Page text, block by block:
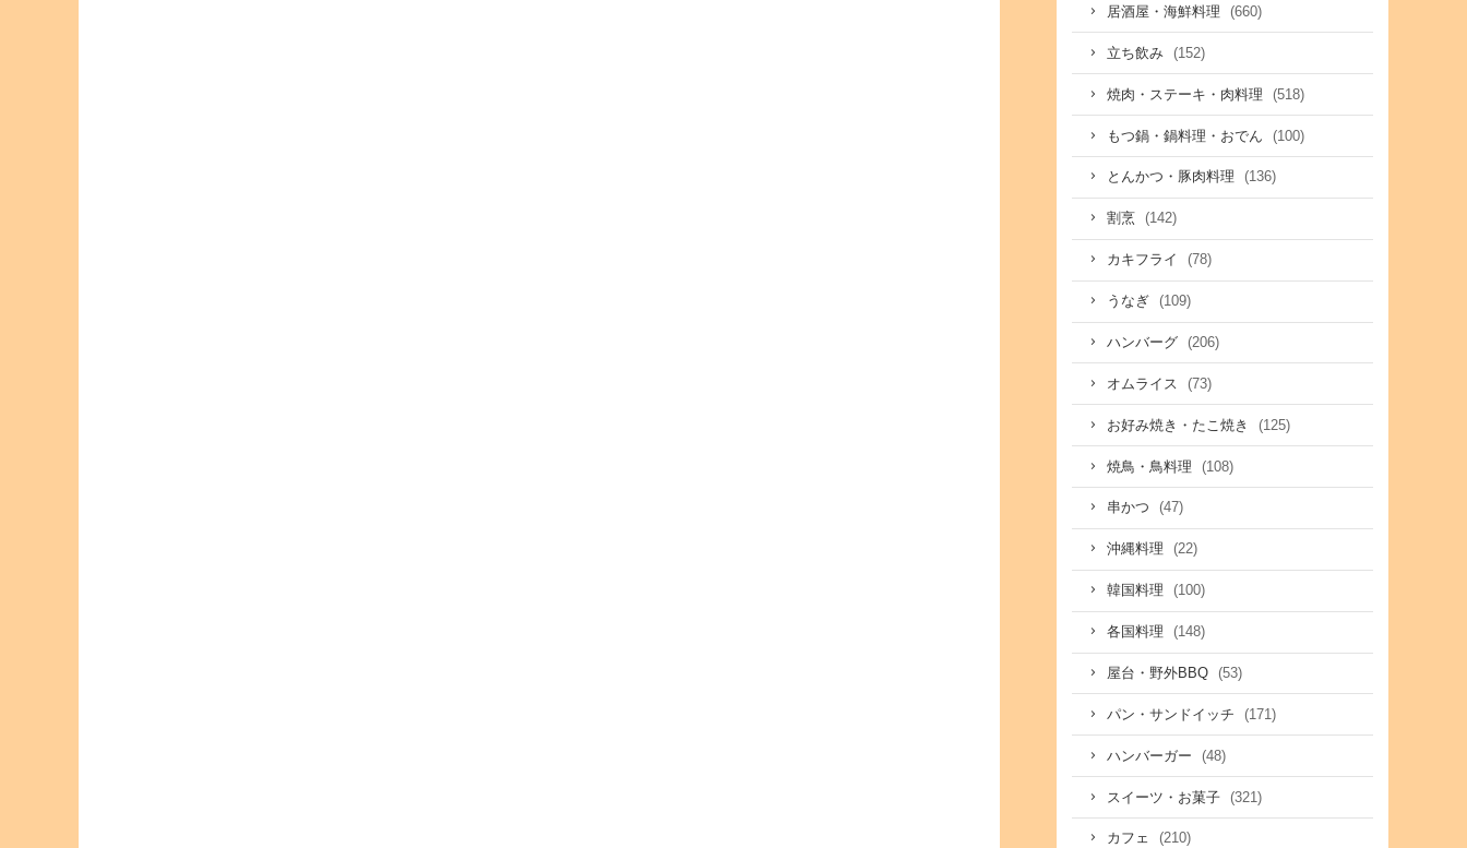
居酒屋・海鮮料理 (660)
立ち飲み (152)
焼肉・ステーキ・肉料理 (518)
もつ鍋・鍋料理・おでん (100)
とんかつ・豚肉料理 (136)
割烹 (142)
カキフライ (78)
うなぎ (109)
ハンバーグ (206)
オムライス (73)
お好み焼き・たこ焼き (125)
焼鳥・鳥料理 (108)
串かつ (47)
沖縄料理 (22)
韓国料理 (100)
各国料理 (148)
屋台・野外BBQ (53)
パン・サンドイッチ (171)
ハンバーガー (48)
スイーツ・お菓子 (321)
カフェ (210)